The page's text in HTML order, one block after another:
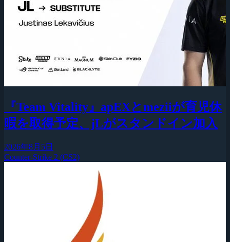
『Team Vitality』apEXとmeziiが育児休
暇を取得予定、jLがスタンドイン加入
2026年8月5日
Counter-Strike 2 (CS2)